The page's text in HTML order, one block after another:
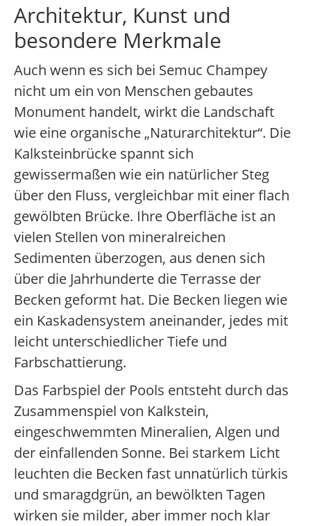
Architektur, Kunst und
besondere Merkmale
Auch wenn es sich bei Semuc Champey
nicht um ein von Menschen gebautes
Monument handelt, wirkt die Landschaft
wie eine organische „Naturarchitektur“. Die
Kalksteinbrücke spannt sich
gewissermaßen wie ein natürlicher Steg
über den Fluss, vergleichbar mit einer flach
gewölbten Brücke. Ihre Oberfläche ist an
vielen Stellen von mineralreichen
Sedimenten überzogen, aus denen sich
über die Jahrhunderte die Terrasse der
Becken geformt hat. Die Becken liegen wie
ein Kaskadensystem aneinander, jedes mit
leicht unterschiedlicher Tiefe und
Farbschattierung.
Das Farbspiel der Pools entsteht durch das
Zusammenspiel von Kalkstein,
eingeschwemmten Mineralien, Algen und
der einfallenden Sonne. Bei starkem Licht
leuchten die Becken fast unnatürlich türkis
und smaragdgrün, an bewölkten Tagen
wirken sie milder, aber immer noch klar